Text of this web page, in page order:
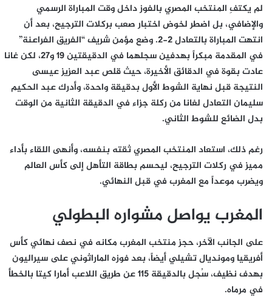
لم يكتفِ المنتخب المصري بالفوز داخل وقت المباراة الرسمي
والإضافي، بل اضطر لخوض اختبار صعب بركلات الترجيح، بعد أن
انتهت المباراة بالتعادل 2-2. وضع مؤمن شريف “الفريق الفراعنة”
في المقدمة مبكراً بهدفين سجلهما في الدقيقتين 19 و27، لكن غانا
عادت بقوة في الدقائق الأخيرة، حيث قلص عبد العزيز عيسى
النتيجة قبل نهاية الشوط الأول بدقيقة واحدة، وأدرك عبد الحكيم
سليمان التعادل لغانا من ركلة جزاء في الدقيقة الثانية من الوقت
بدل الضائع للشوط الثاني.
رغم ذلك، استعاد المنتخب المصري ثقته بنفسه، وأنهى اللقاء بأداء
مميز في ركلات الترجيح، ليحسم بطاقة التأهل إلى كأس العالم
ويضرب موعداً مع المغرب في قبل النهائي.
المغرب يواصل مشواره البطولي
على الجانب الآخر، حجز منتخب المغرب مكانه في نصف نهائي كأس
أفريقيا ومونديال تشيلي أيضاً، بعد فوزه الماراثوني على سيراليون
بهدف نظيف، سُجل بالدقيقة 115 عن طريق اللاعب أمارا كيتا بالخطأ
في مرماه.